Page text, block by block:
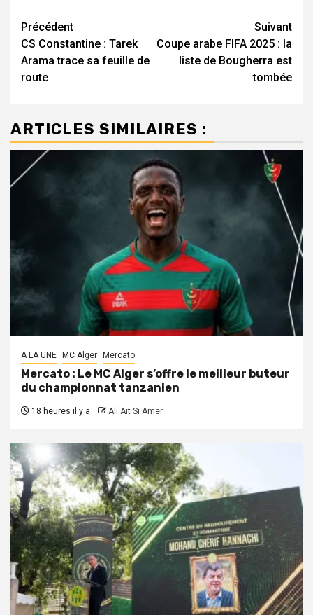
Navigation
d’article
Précédent
CS Constantine : Tarek
Arama trace sa feuille de
route
Suivant
Coupe arabe FIFA 2025 : la
liste de Bougherra est
tombée
ARTICLES SIMILAIRES :
A LA UNE MC Alger Mercato
Mercato : Le MC Alger s’offre le meilleur buteur
du championnat tanzanien
18 heures il y a Ali Ait Si Amer